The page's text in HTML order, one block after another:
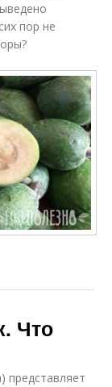
пор не
Что
представляет